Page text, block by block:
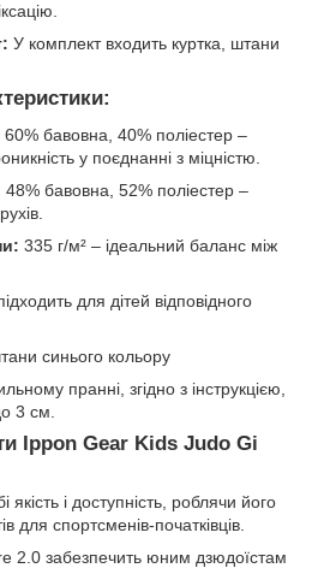
У комплект входить куртка, штани
60% бавовна, 40% поліестер –
у поєднанні з міцністю.
48% бавовна, 52% поліестер –
335 г/м² – ідеальний баланс між
для дітей відповідного
синього кольору
пранні, згідно з інструкцією,
3 см.
Ippon Gear Kids Judo Gi
і доступність, роблячи його
для спортсменів-початківців.
2.0 забезпечить юним дзюдоїстам